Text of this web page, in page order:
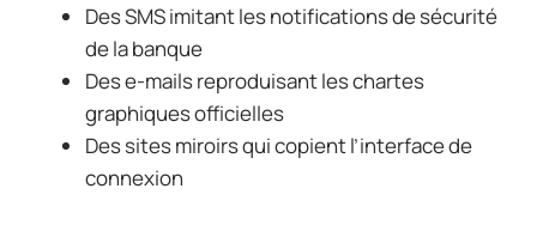
Des SMS imitant les notifications de sécurité
de la banque
Des e-mails reproduisant les chartes
graphiques officielles
Des sites miroirs qui copient l’interface de
connexion